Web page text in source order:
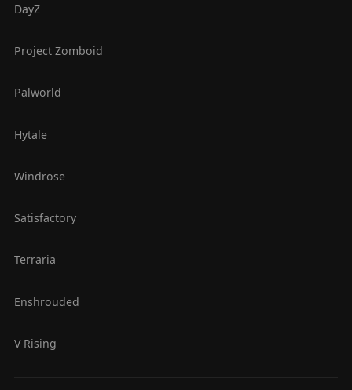
DayZ
Project Zomboid
Palworld
Hytale
Windrose
Satisfactory
Terraria
Enshrouded
V Rising